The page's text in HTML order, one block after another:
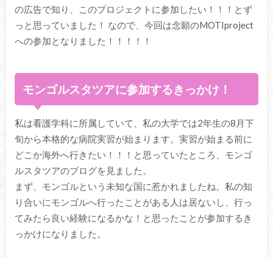
の広告で知り、このプロジェクトに参加したい！！！とず
っと思っていました！ なので、今回は念願のMOTIproject
への参加となりました！！！！！
モンゴルスタツアに参加するきっかけ！
私は看護学科に所属していて、私の大学では2年生の8月下
旬から本格的な病院実習が始まります。実習が始まる前に
どこか海外へ行きたい！！！と思っていたところ、モンゴ
ルスタツアのブログを見ました。
まず、モンゴルという未知な国に惹かれましたね。私の知
り合いにモンゴルへ行ったことがある人は居ないし、行っ
てみたら良い経験になるかな！と思ったことが参加するき
っかけになりました。